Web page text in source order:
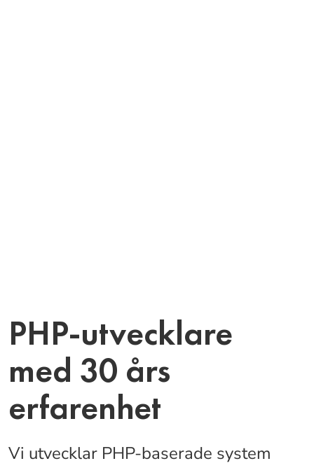
PHP-utvecklare
med 30 års
erfarenhet
Vi utvecklar PHP-baserade system